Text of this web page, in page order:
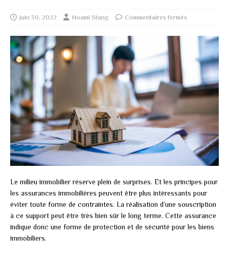
juin 30, 2022 Noami Stang Commentaires fermés
Le milieu immobilier réserve plein de surprises. Et les principes pour
les assurances immobilières peuvent être plus intéressants pour
éviter toute forme de contraintes. La réalisation d’une souscription
à ce support peut être très bien sûr le long terme. Cette assurance
indique donc une forme de protection et de sécurité pour les biens
immobiliers.